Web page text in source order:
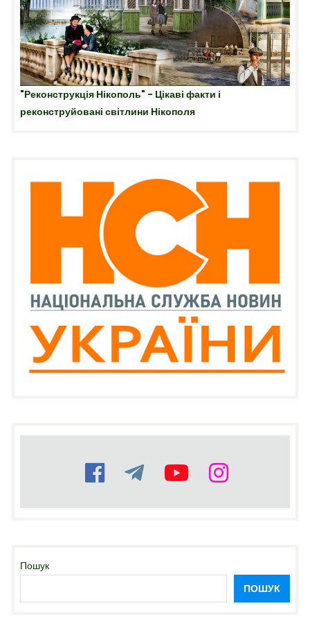
"Реконструкція Нікополь" - Цікаві факти і
реконструйовані світлини Нікополя
Пошук
ПОШУК